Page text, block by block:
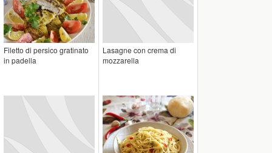
Filetto di persico gratinato
in padella
Lasagne con crema di
mozzarella